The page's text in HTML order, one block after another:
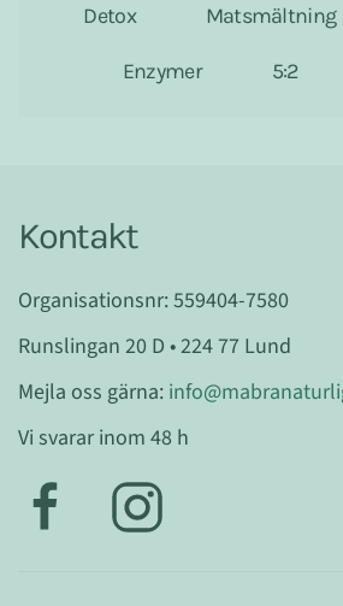
Detox Matsmältning
Enzymer 5:2
Kontakt
Organisationsnr: 559404-7580
Runslingan 20 D • 224 77 Lund
Mejla oss gärna:
Vi svarar inom 48 h